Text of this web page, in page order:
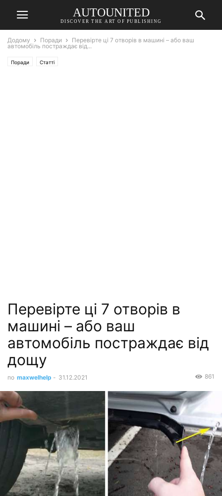
AUTOUNITED
DISCOVER THE ART OF PUBLISHING
Додому Поради
Перевірте ці 7 отворів в машині – або ваш
автомобіль постраждає від...
Поради Статті
Перевірте ці 7 отворів в
машині – або ваш
автомобіль постраждає від
дощу
по maxwelhelp - 31.12.2021 861